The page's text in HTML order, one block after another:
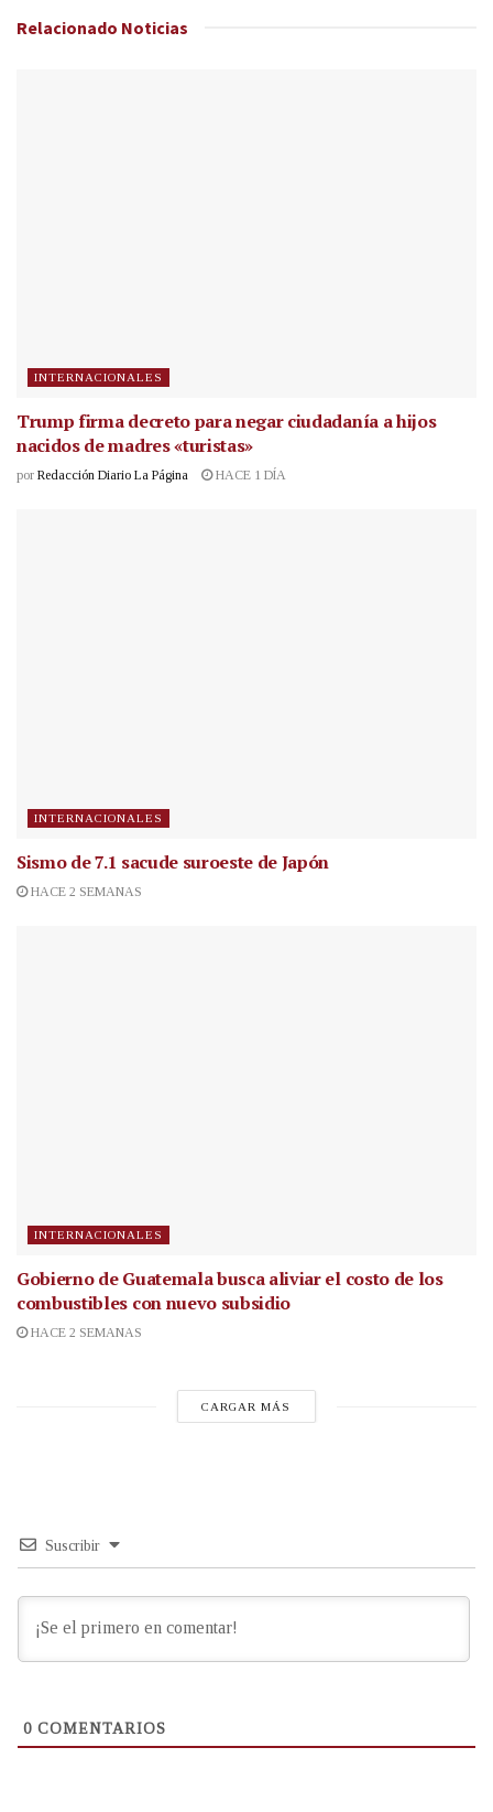
Relacionado Noticias
INTERNACIONALES
Trump firma decreto para negar ciudadanía a hijos
nacidos de madres «turistas»
por Redacción Diario La Página HACE 1 DÍA
INTERNACIONALES
Sismo de 7.1 sacude suroeste de Japón
HACE 2 SEMANAS
INTERNACIONALES
Gobierno de Guatemala busca aliviar el costo de los
combustibles con nuevo subsidio
HACE 2 SEMANAS
CARGAR MÁS
Suscribir
0 COMENTARIOS